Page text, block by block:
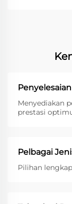
Menyediakan
prestasi
Pelbagai
Pilihan